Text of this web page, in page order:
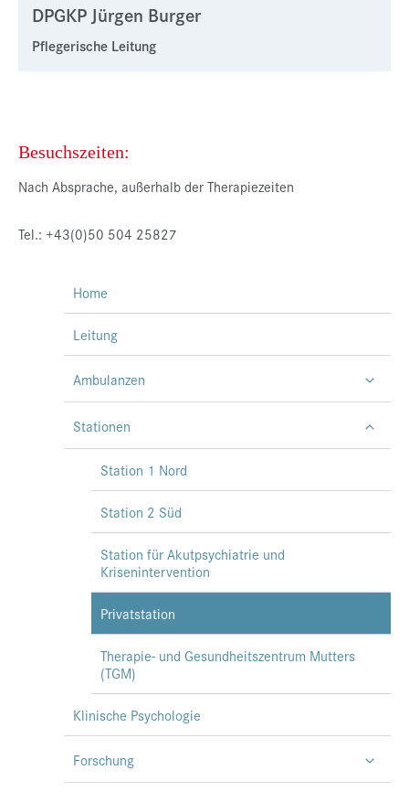
DPGKP Jürgen Burger
Pflegerische Leitung
Besuchszeiten:
Nach Absprache, außerhalb der Therapiezeiten
Tel.: +43(0)50 504 25827
Home
Leitung
Ambulanzen
Stationen
Station 1 Nord
Station 2 Süd
Station für Akutpsychiatrie und
Krisenintervention
Privatstation
Therapie- und Gesundheitszentrum Mutters
(TGM)
Klinische Psychologie
Forschung